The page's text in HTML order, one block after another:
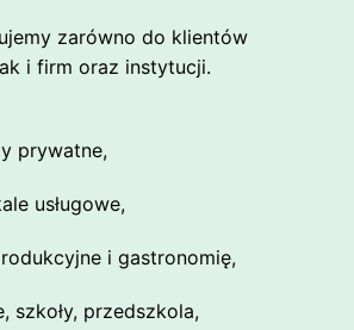
zarówno do klientów
i firm oraz instytucji.
prywatne,
usługowe,
i gastronomię,
szkoły, przedszkola,